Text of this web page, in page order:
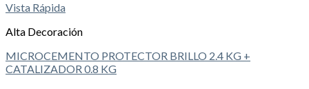
Vista Rápida
Alta Decoración
MICROCEMENTO PROTECTOR BRILLO 2.4 KG +
CATALIZADOR 0.8 KG